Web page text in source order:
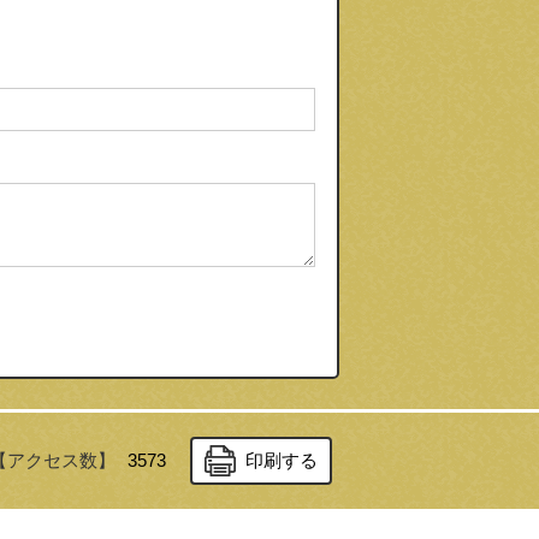
アクセス数】 3573 印刷する